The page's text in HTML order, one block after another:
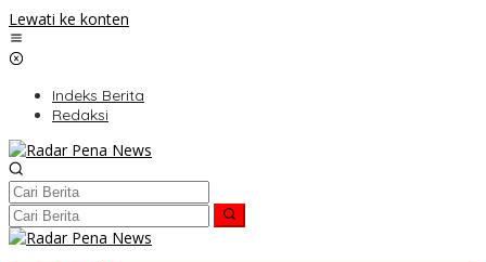
Lewati ke konten
Indeks Berita
Redaksi